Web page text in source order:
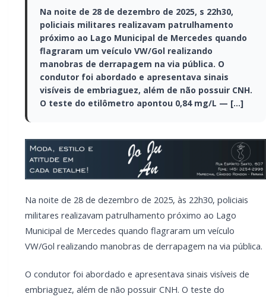
Na noite de 28 de dezembro de 2025, s 22h30,
policiais militares realizavam patrulhamento
próximo ao Lago Municipal de Mercedes quando
flagraram um veículo VW/Gol realizando
manobras de derrapagem na via pública. O
condutor foi abordado e apresentava sinais
visíveis de embriaguez, além de não possuir CNH.
O teste do etilômetro apontou 0,84 mg/L — […]